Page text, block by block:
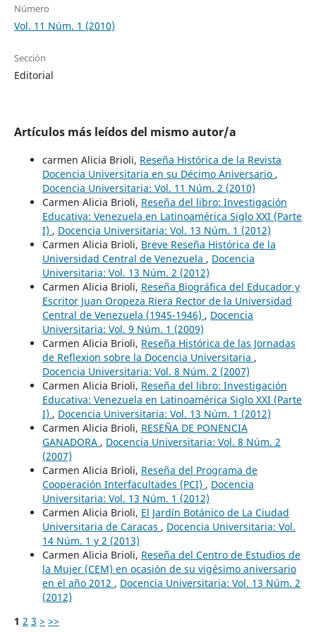
Número
Vol. 11 Núm. 1 (2010)
Sección
Editorial
Artículos más leídos del mismo autor/a
carmen Alicia Brioli, Reseña Histórica de la Revista
Docencia Universitaria en su Décimo Aniversario ,
Docencia Universitaria: Vol. 11 Núm. 2 (2010)
Carmen Alicia Brioli, Reseña del libro: Investigación
Educativa: Venezuela en Latinoamérica Siglo XXI (Parte
I) , Docencia Universitaria: Vol. 13 Núm. 1 (2012)
Carmen Alicia Brioli, Breve Reseña Histórica de la
Universidad Central de Venezuela , Docencia
Universitaria: Vol. 13 Núm. 2 (2012)
Carmen Alicia Brioli, Reseña Biográfica del Educador y
Escritor Juan Oropeza Riera Rector de la Universidad
Central de Venezuela (1945-1946) , Docencia
Universitaria: Vol. 9 Núm. 1 (2009)
Carmen Alicia Brioli, Reseña Histórica de las Jornadas
de Reflexion sobre la Docencia Universitaria ,
Docencia Universitaria: Vol. 8 Núm. 2 (2007)
Carmen Alicia Brioli, Reseña del libro: Investigación
Educativa: Venezuela en Latinoamérica Siglo XXI (Parte
I) , Docencia Universitaria: Vol. 13 Núm. 1 (2012)
Carmen Alicia Brioli, RESEÑA DE PONENCIA
GANADORA , Docencia Universitaria: Vol. 8 Núm. 2
(2007)
Carmen Alicia Brioli, Reseña del Programa de
Cooperación Interfacultades (PCI) , Docencia
Universitaria: Vol. 13 Núm. 1 (2012)
Carmen Alicia Brioli, El Jardín Botánico de La Ciudad
Universitaria de Caracas , Docencia Universitaria: Vol.
14 Núm. 1 y 2 (2013)
Carmen Alicia Brioli, Reseña del Centro de Estudios de
la Mujer (CEM) en ocasión de su vigésimo aniversario
en el año 2012 , Docencia Universitaria: Vol. 13 Núm. 2
(2012)
1 2 3 > >>